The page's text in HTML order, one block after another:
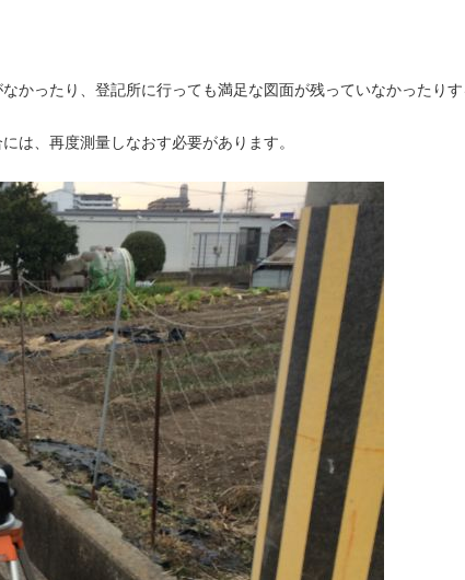
かったり、登記所に行っても満足な図面が残っていなかったり
は、再度測量しなおす必要があります。